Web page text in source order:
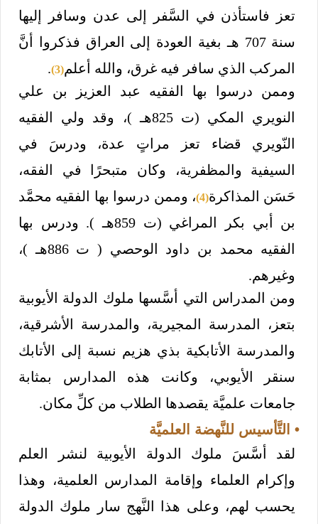
تعز فاستأذن في السَّفر إلى عدن وسافر إليها
سنة 707 هـ بغية العودة إلى العراق فذكروا أنَّ
المركب الذي سافر فيه غرق، والله أعلم(3)
.
وممن درسوا بها الفقيه عبد العزيز بن علي
النويري المكي (ت 825هـ )، وقد ولي الفقيه
النّويري قضاء تعز مراتٍ عدة، ودرسَ في
السيفية والمظفرية، وكان متبحرًا في الفقه،
حَسَن المذاكرة(4)
، وممن درسوا بها الفقيه محمَّد
بن أبي بكر المراغي (ت 859هـ ). ودرس بها
الفقيه محمد بن داود الوحصي ( ت 886هـ )،
وغيرهم.
ومن المدراس التي أسَّسها ملوك الدولة الأيوبية
بتعز، المدرسة المجيرية، والمدرسة الأشرقية،
والمدرسة الأتابكية بذي هزيم نسبة إلى الأتابك
سنقر الأيوبي، وكانت هذه المدارس بمثابة
جامعات علميَّة يقصدها الطلاب من كلِّ مكان.
• التَّأسيس للنَّهضة العلميَّة
لقد أسَّسَ ملوك الدولة الأيوبية لنشر العلم
وإكرام العلماء وإقامة المدارس العلمية، وهذا
يحسب لهم، وعلى هذا النَّهج سار ملوك الدولة